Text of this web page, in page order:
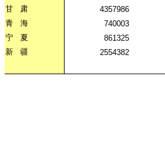
甘
肃 4357986
青
海 740003
宁
夏 861325
新
疆 2554382